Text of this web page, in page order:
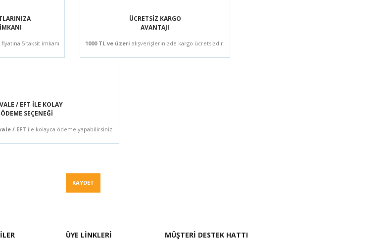
5 taksit imkanı
ÜCRETSİZ KARGO
AVANTAJI
1000 TL ve üzeri alışverişlerinizde kargo ücretsizdir.
/ EFT İLE KOLAY
ÖDEME SEÇENEĞİ
/ EFT ile kolayca ödeme yapabilirsiniz.
KAYDET
ÜYE LİNKLERİ MÜŞTERİ DESTEK HATTI